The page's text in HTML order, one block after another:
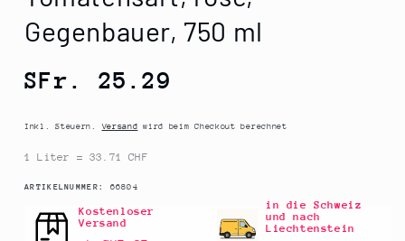
Gegenbauer, 750 ml
Normaler
SFr. 25.29
Inkl. Steuern.Versand wird beim Checkout berechnet
1 Liter = 33.71 CHF
ARTIKELNUMMER: SKU:
66804
Kostenloser
Versand
in die Schweiz
und nach
Liechtenstein